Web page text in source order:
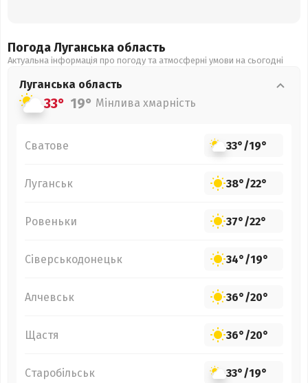
Погода Луганська область
Актуальна інформація про погоду та атмосферні умови на сьогодні
Луганська область
33° 19° Мінлива хмарність
Сватове 33°/19°
Луганськ 38°/22°
Ровеньки 37°/22°
Сіверськодонецьк 34°/19°
Алчевськ 36°/20°
Щастя 36°/20°
Старобільськ 33°/19°